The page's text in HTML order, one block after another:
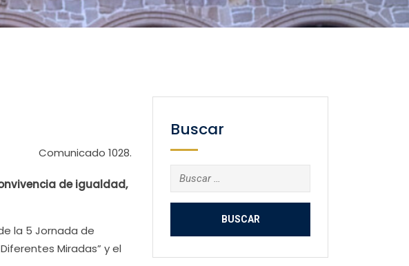
Comunicado 1028.
de igualdad,
la 5 Jornada de
Miradas” y el
Buscar
Buscar: